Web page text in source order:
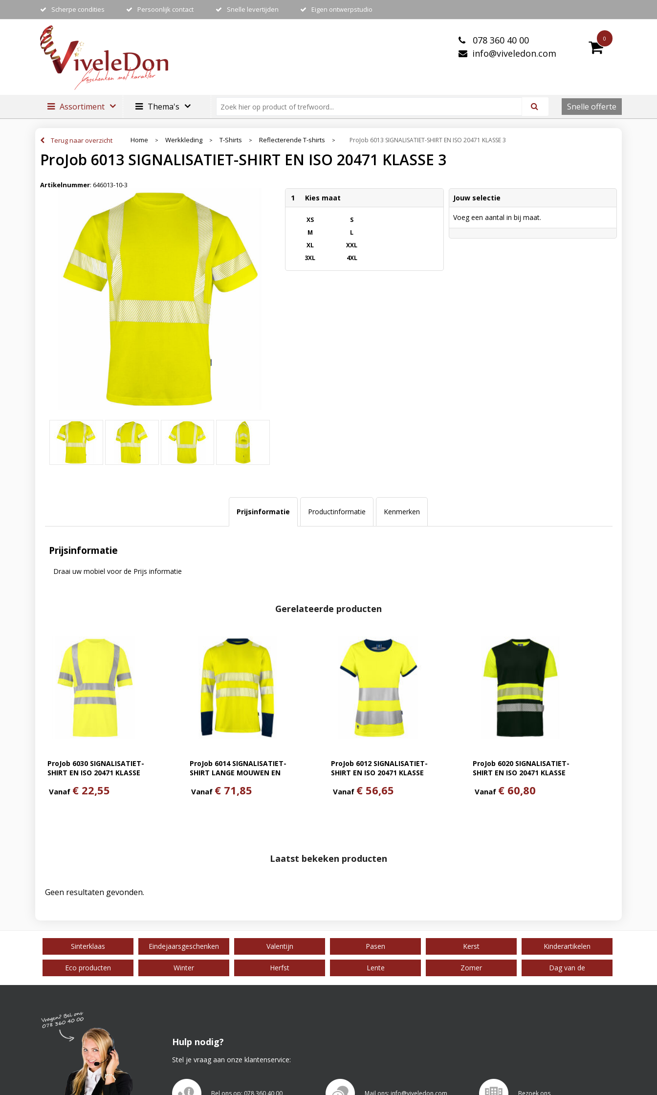
Scherpe condities Persoonlijk contact Snelle levertijden Eigen ontwerpstudio
0
078 360 40 00
info@viveledon.com
Assortiment Thema's Snelle offerte
Terug naar overzicht Home > Werkkleding > T-Shirts > Reflecterende T-shirts > ProJob 6013 SIGNALISATIET-SHIRT EN ISO 20471 KLASSE 3
ProJob 6013 SIGNALISATIET-SHIRT EN ISO 20471 KLASSE 3
Artikelnummer: 646013-10-3
1 Kies maat
XS
S
M
L
XL
XXL
3XL
4XL
Jouw selectie
Voeg een aantal in bij maat.
Prijsinformatie Productinformatie Kenmerken
Prijsinformatie
Draai uw mobiel voor de Prijs informatie
Gerelateerde producten
ProJob 6030 SIGNALISATIET-
SHIRT EN ISO 20471 KLASSE
Vanaf € 22,55
ProJob 6014 SIGNALISATIET-
SHIRT LANGE MOUWEN EN
Vanaf € 71,85
ProJob 6012 SIGNALISATIET-
SHIRT EN ISO 20471 KLASSE
Vanaf € 56,65
ProJob 6020 SIGNALISATIET-
SHIRT EN ISO 20471 KLASSE
Vanaf € 60,80
Laatst bekeken producten
Geen resultaten gevonden.
Sinterklaas Eindejaarsgeschenken Valentijn Pasen Kerst Kinderartikelen
Eco producten Winter Herfst Lente Zomer Dag van de
Hulp nodig?
Stel je vraag aan onze klantenservice: